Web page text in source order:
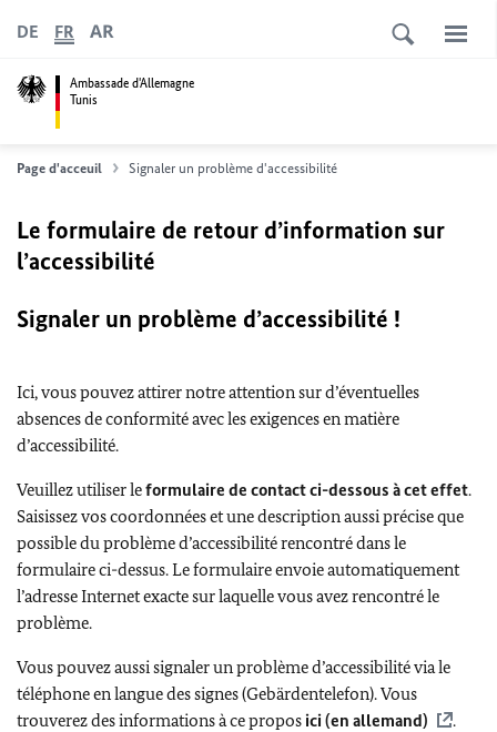
Ambassade d'Allemagne
Tunis
DE FR AR
Page d'acceuil Signaler un problème d'accessibilité
Le formulaire de retour d’information sur
l’accessibilité
Signaler un problème d’accessibilité !
Ici, vous pouvez attirer notre attention sur d’éventuelles
absences de conformité avec les exigences en matière
d’accessibilité.
Veuillez utiliser leformulaire de contact ci-dessous à cet effet.
Saisissez vos coordonnées et une description aussi précise que
possible du problème d’accessibilité rencontré dans le
formulaire ci-dessus. Le formulaire envoie automatiquement
l’adresse Internet exacte sur laquelle vous avez rencontré le
problème.
Vous pouvez aussi signaler un problème d’accessibilité via le
téléphone en langue des signes (Gebärdentelefon). Vous
trouverez des informations à ce propos ici (en allemand)
.